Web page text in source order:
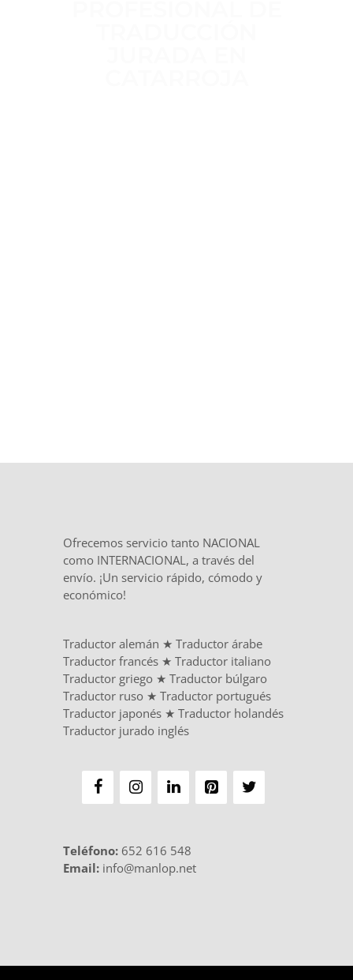
Ofrecemos servicio tanto NACIONAL
como INTERNACIONAL, a través del
envío. ¡Un servicio rápido, cómodo y
económico!
Traductor alemán ★ Traductor árabe
Traductor francés ★ Traductor italiano
Traductor griego ★ Traductor búlgaro
Traductor ruso ★ Traductor portugués
Traductor japonés ★ Traductor holandés
Traductor jurado inglés
Teléfono: 652 616 548
Email: info@manlop.net